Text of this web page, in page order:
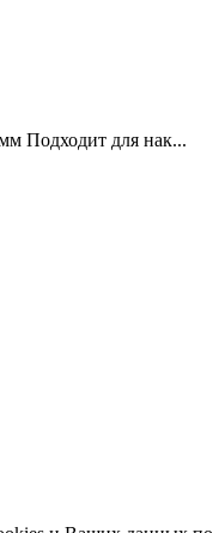
Подходит для нак...